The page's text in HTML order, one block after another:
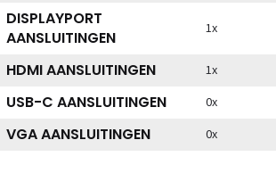
DISPLAYPORT
AANSLUITINGEN
1x
HDMI AANSLUITINGEN 1x
USB-C AANSLUITINGEN 0x
VGA AANSLUITINGEN 0x